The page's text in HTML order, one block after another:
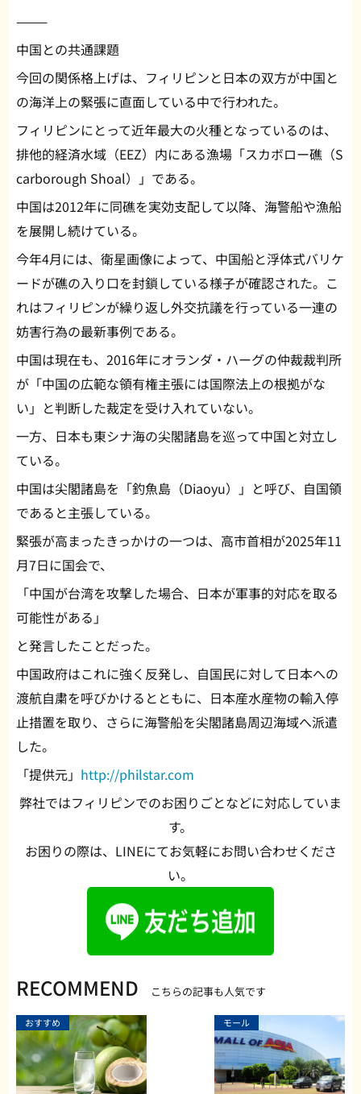
⸻
中国との共通課題
今回の関係格上げは、フィリピンと日本の双方が中国と
の海洋上の緊張に直面している中で行われた。
フィリピンにとって近年最大の火種となっているのは、
排他的経済水域（EEZ）内にある漁場「スカボロー礁（S
carborough Shoal）」である。
中国は2012年に同礁を実効支配して以降、海警船や漁船
を展開し続けている。
今年4月には、衛星画像によって、中国船と浮体式バリケ
ードが礁の入り口を封鎖している様子が確認された。こ
れはフィリピンが繰り返し外交抗議を行っている一連の
妨害行為の最新事例である。
中国は現在も、2016年にオランダ・ハーグの仲裁裁判所
が「中国の広範な領有権主張には国際法上の根拠がな
い」と判断した裁定を受け入れていない。
一方、日本も東シナ海の尖閣諸島を巡って中国と対立し
ている。
中国は尖閣諸島を「釣魚島（Diaoyu）」と呼び、自国領
であると主張している。
緊張が高まったきっかけの一つは、高市首相が2025年11
月7日に国会で、
「中国が台湾を攻撃した場合、日本が軍事的対応を取る
可能性がある」
と発言したことだった。
中国政府はこれに強く反発し、自国民に対して日本への
渡航自粛を呼びかけるとともに、日本産水産物の輸入停
止措置を取り、さらに海警船を尖閣諸島周辺海域へ派遣
した。
「提供元」 http://philstar.com
弊社ではフィリピンでのお困りごとなどに対応していま
す。
お困りの際は、LINEにてお気軽にお問い合わせくださ
い。
RECOMMEND こちらの記事も人気です
おすすめ モール